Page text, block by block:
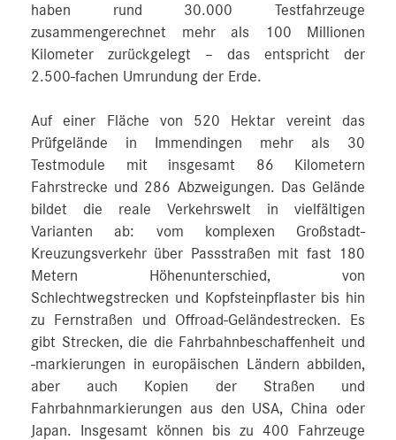
haben rund 30.000 Testfahrzeuge
zusammengerechnet mehr als 100 Millionen
Kilometer zurückgelegt – das entspricht der
2.500‑fachen Umrundung der Erde.
Auf einer Fläche von 520 Hektar vereint das
Prüfgelände in Immendingen mehr als 30
Testmodule mit insgesamt 86 Kilometern
Fahrstrecke und 286 Abzweigungen. Das Gelände
bildet die reale Verkehrswelt in vielfältigen
Varianten ab: vom komplexen Großstadt-
Kreuzungsverkehr über Passstraßen mit fast 180
Metern Höhenunterschied, von
Schlechtwegstrecken und Kopfsteinpflaster bis hin
zu Fernstraßen und Offroad-Geländestrecken. Es
gibt Strecken, die die Fahrbahnbeschaffenheit und
-markierungen in europäischen Ländern abbilden,
aber auch Kopien der Straßen und
Fahrbahnmarkierungen aus den USA, China oder
Japan. Insgesamt können bis zu 400 Fahrzeuge